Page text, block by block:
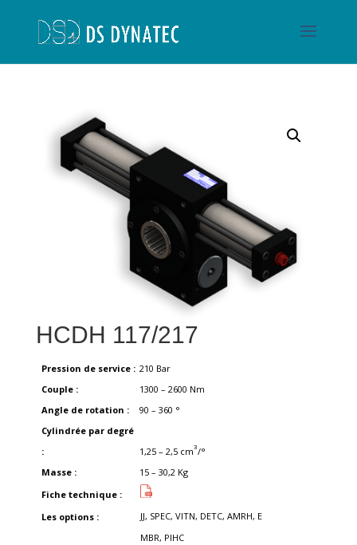
HCDH 117/217
Pression de service : 210 Bar
Couple :
1300 – 2600 Nm
Angle de rotation :
90 – 360 °
Cylindrée par degré
:
1,25 – 2,5 cm3/°
Masse :
15 – 30,2 Kg
Fiche technique :
Les options :
JJ, SPEC, VITN, DETC, AMRH, E
MBR, PIHC